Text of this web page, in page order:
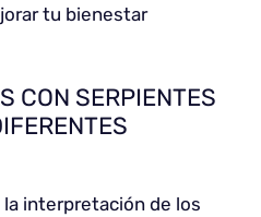
tu bienestar
CON SERPIENTES
interpretación de los